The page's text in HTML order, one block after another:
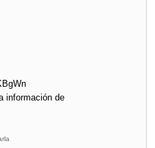
información de